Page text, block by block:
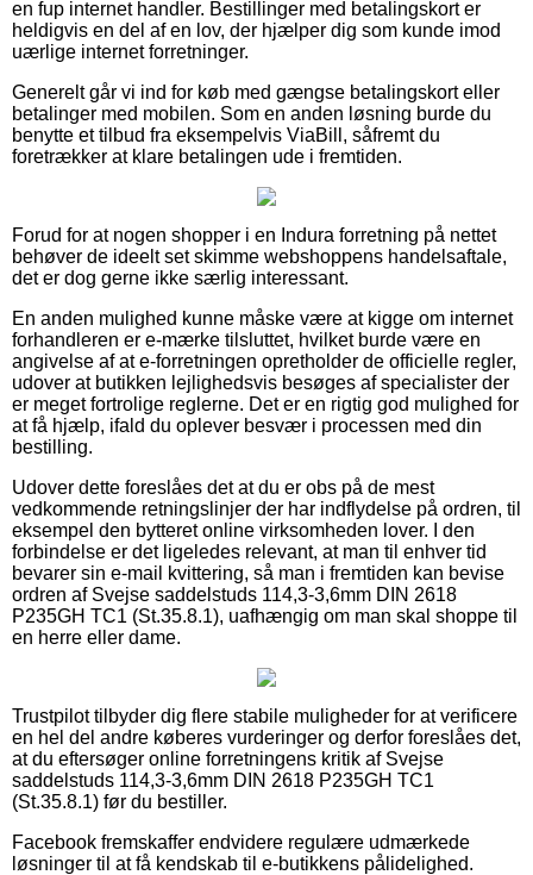
en fup internet handler. Bestillinger med betalingskort er
heldigvis en del af en lov, der hjælper dig som kunde imod
uærlige internet forretninger.
Generelt går vi ind for køb med gængse betalingskort eller
betalinger med mobilen. Som en anden løsning burde du
benytte et tilbud fra eksempelvis ViaBill, såfremt du
foretrækker at klare betalingen ude i fremtiden.
Forud for at nogen shopper i en Indura forretning på nettet
behøver de ideelt set skimme webshoppens handelsaftale,
det er dog gerne ikke særlig interessant.
En anden mulighed kunne måske være at kigge om internet
forhandleren er e-mærke tilsluttet, hvilket burde være en
angivelse af at e-forretningen opretholder de officielle regler,
udover at butikken lejlighedsvis besøges af specialister der
er meget fortrolige reglerne. Det er en rigtig god mulighed for
at få hjælp, ifald du oplever besvær i processen med din
bestilling.
Udover dette foreslåes det at du er obs på de mest
vedkommende retningslinjer der har indflydelse på ordren, til
eksempel den bytteret online virksomheden lover. I den
forbindelse er det ligeledes relevant, at man til enhver tid
bevarer sin e-mail kvittering, så man i fremtiden kan bevise
ordren af Svejse saddelstuds 114,3-3,6mm DIN 2618
P235GH TC1 (St.35.8.1), uafhængig om man skal shoppe til
en herre eller dame.
Trustpilot tilbyder dig flere stabile muligheder for at verificere
en hel del andre køberes vurderinger og derfor foreslåes det,
at du eftersøger online forretningens kritik af Svejse
saddelstuds 114,3-3,6mm DIN 2618 P235GH TC1
(St.35.8.1) før du bestiller.
Facebook fremskaffer endvidere regulære udmærkede
løsninger til at få kendskab til e-butikkens pålidelighed.